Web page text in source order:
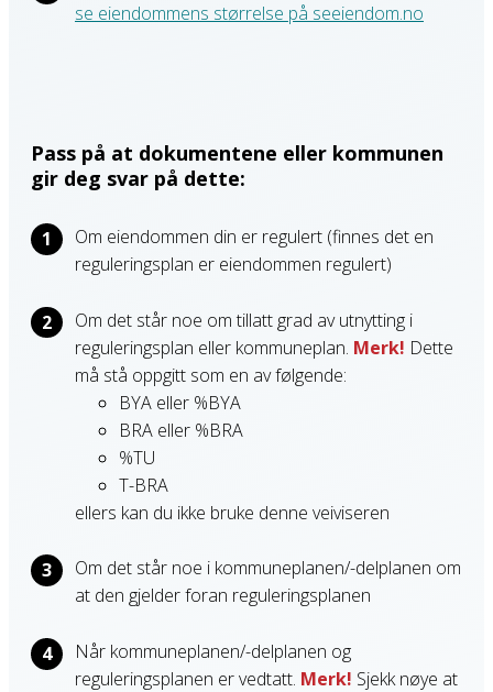
se eiendommens størrelse på seeiendom.no
Pass på at dokumentene eller kommunen
gir deg svar på dette:
Om eiendommen din er regulert (finnes det en
reguleringsplan er eiendommen regulert)
Om det står noe om tillatt grad av utnytting i
reguleringsplan eller kommuneplan. Merk! Dette
må stå oppgitt som en av følgende:
BYA eller %BYA
BRA eller %BRA
%TU
T-BRA
ellers kan du ikke bruke denne veiviseren
Om det står noe i kommuneplanen/-delplanen om
at den gjelder foran reguleringsplanen
Når kommuneplanen/-delplanen og
reguleringsplanen er vedtatt. Merk! Sjekk nøye at